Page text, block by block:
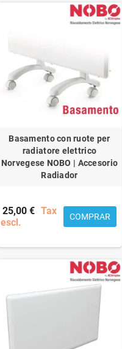
Basamento con ruote per
radiatore elettrico
Norvegese NOBO | Accesorio
Radiador
25,00 € Tax
escl.
COMPRAR